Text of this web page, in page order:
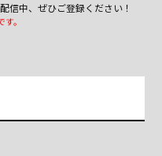
信中、ぜひご登録ください！
。